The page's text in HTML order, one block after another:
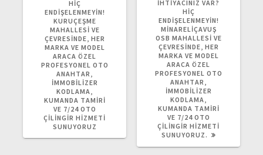
HIÇ
ENDIŞELENMEYIN!
KURUÇEŞME
MAHALLESI VE
ÇEVRESINDE, HER
MARKA VE MODEL
ARACA ÖZEL
PROFESYONEL OTO
ANAHTAR,
IMMOBILIZER
KODLAMA,
KUMANDA TAMIRI
VE 7/24 OTO
ÇILINGIR HIZMETI
SUNUYORUZ
IHTIYACINIZ VAR?
HIÇ
ENDIŞELENMEYIN!
MINARELIÇAVUŞ
OSB MAHALLESI VE
ÇEVRESINDE, HER
MARKA VE MODEL
ARACA ÖZEL
PROFESYONEL OTO
ANAHTAR,
IMMOBILIZER
KODLAMA,
KUMANDA TAMIRI
VE 7/24 OTO
ÇILINGIR HIZMETI
SUNUYORUZ.